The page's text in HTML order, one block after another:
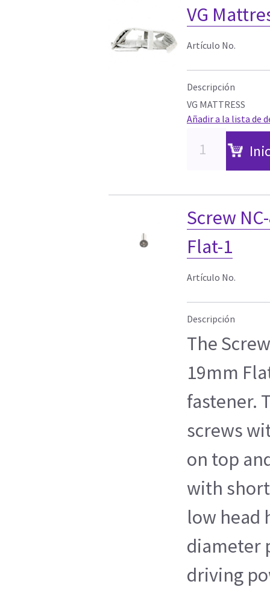
VG
Artículo No.
Descripción
VG MATTRESS
Añadir a la lista de
Screw
Flat-1
Artículo No.
Descripción
The
19mm
fastener.
screws
on top
with
low head
diameter
driving